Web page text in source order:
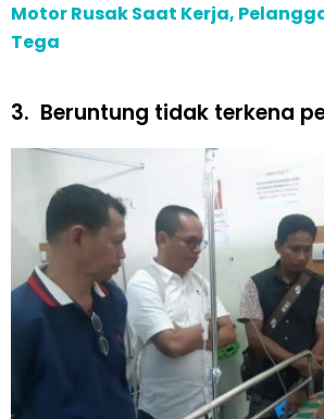
Motor Rusak Saat Kerja,
Tega
3. Beruntung tidak terkena